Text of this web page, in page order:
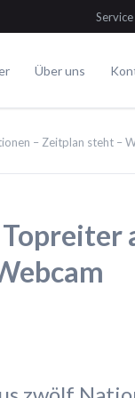
Service
Über uns
– Zeitplan steht –